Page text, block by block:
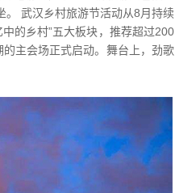
。 武汉乡村旅游节活动从8月持续
的乡村”五大板块，推荐超过200
主会场正式启动。舞台上，劲歌